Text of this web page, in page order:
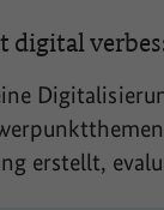
die
Zudem
digital
erstellt,